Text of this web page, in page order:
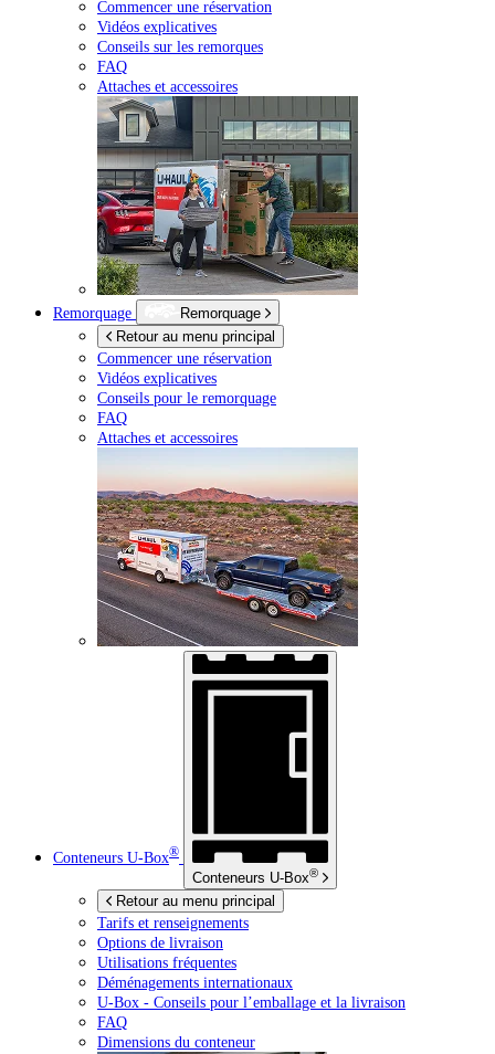
Commencer une réservation
Vidéos explicatives
Conseils sur les remorques
FAQ
Attaches et accessoires
Remorquage
Remorquage
Retour au menu principal
Commencer une réservation
Vidéos explicatives
Conseils pour le remorquage
FAQ
Attaches et accessoires
Conteneurs U-Box®
Conteneurs U-Box®
Retour au menu principal
Tarifs et renseignements
Options de livraison
Utilisations fréquentes
Déménagements internationaux
U-Box - Conseils pour l’emballage et la livraison
FAQ
Dimensions du conteneur